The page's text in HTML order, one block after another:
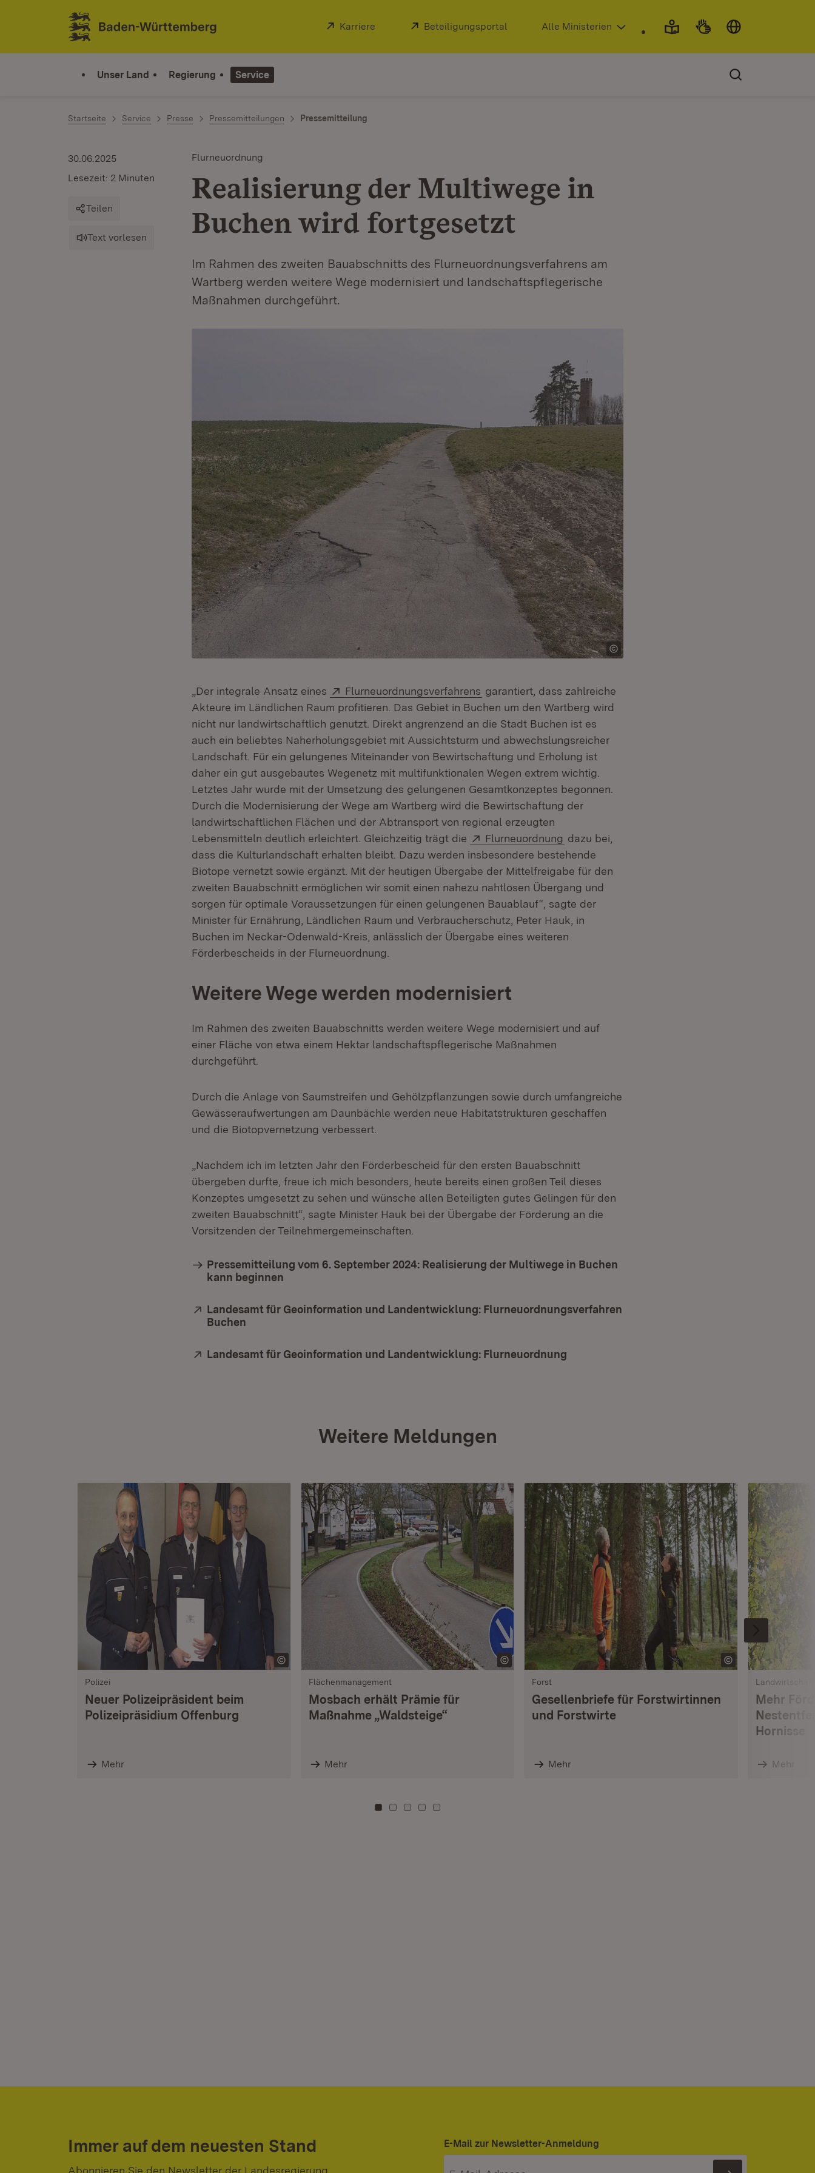
Zum Inhalt springen
Link zur Startseite
Extern:
Karriere (Öffnet in neuem Fenster)
Extern:
Beteiligungsportal (Öffnet in neuem Fenster)
Alle Ministerien
Unser Land Regierung Service
Startseite Service Presse Pressemitteilungen Pressemitteilung
Flurneuordnung
Realisierung der Multiwege in
Buchen wird fortgesetzt
Im Rahmen des zweiten Bauabschnitts des Flurneuordnungsverfahrens am
Wartberg werden weitere Wege modernisiert und landschaftspflegerische
Maßnahmen durchgeführt.
30.06.2025
Lesezeit: 2 Minuten
Teilen
Text vorlesen
„Der integrale Ansatz eines Extern:
Flurneuordnungsverfahrens (Öffnet in neuem Fenster)
garantiert, dass zahlreiche
Akteure im Ländlichen Raum profitieren. Das Gebiet in Buchen um den Wartberg wird
nicht nur landwirtschaftlich genutzt. Direkt angrenzend an die Stadt Buchen ist es
auch ein beliebtes Naherholungsgebiet mit Aussichtsturm und abwechslungsreicher
Landschaft. Für ein gelungenes Miteinander von Bewirtschaftung und Erholung ist
daher ein gut ausgebautes Wegenetz mit multifunktionalen Wegen extrem wichtig.
Letztes Jahr wurde mit der Umsetzung des gelungenen Gesamtkonzeptes begonnen.
Durch die Modernisierung der Wege am Wartberg wird die Bewirtschaftung der
landwirtschaftlichen Flächen und der Abtransport von regional erzeugten
Lebensmitteln deutlich erleichtert. Gleichzeitig trägt die
Extern:
Flurneuordnung (Öffnet in neuem Fenster)
dazu bei,
dass die Kulturlandschaft erhalten bleibt. Dazu werden insbesondere bestehende
Biotope vernetzt sowie ergänzt. Mit der heutigen Übergabe der Mittelfreigabe für den
zweiten Bauabschnitt ermöglichen wir somit einen nahezu nahtlosen Übergang und
sorgen für optimale Voraussetzungen für einen gelungenen Bauablauf“, sagte der
Minister für Ernährung, Ländlichen Raum und Verbraucherschutz, Peter Hauk, in
Buchen im Neckar-Odenwald-Kreis, anlässlich der Übergabe eines weiteren
Förderbescheids in der Flurneuordnung.
Weitere Wege werden modernisiert
Im Rahmen des zweiten Bauabschnitts werden weitere Wege modernisiert und auf
einer Fläche von etwa einem Hektar landschaftspflegerische Maßnahmen
durchgeführt.
Durch die Anlage von Saumstreifen und Gehölzpflanzungen sowie durch umfangreiche
Gewässeraufwertungen am Daunbächle werden neue Habitatstrukturen geschaffen
und die Biotopvernetzung verbessert.
„Nachdem ich im letzten Jahr den Förderbescheid für den ersten Bauabschnitt
übergeben durfte, freue ich mich besonders, heute bereits einen großen Teil dieses
Konzeptes umgesetzt zu sehen und wünsche allen Beteiligten gutes Gelingen für den
zweiten Bauabschnitt“, sagte Minister Hauk bei der Übergabe der Förderung an die
Vorsitzenden der Teilnehmergemeinschaften.
Pressemitteilung vom 6. September 2024: Realisierung der Multiwege in Buchen
kann beginnen
Extern:
Landesamt für Geoinformation und Landentwicklung: Flurneuordnungsverfahren
Buchen
Extern:
Landesamt für Geoinformation und Landentwicklung: Flurneuordnung
Weitere Meldungen
Polizei
Neuer Polizeipräsident beim
Polizeipräsidium Offenburg
Mehr
Flächenmanagement
Mosbach erhält Prämie für
Maßnahme „Waldsteige“
Mehr
Forst
Gesellenbriefe für Forstwirtinnen
und Forstwirte
Mehr
Landwirtschaft
Mehr
Hornisse
Mehr
Zu Kachel: 0
Zu Kachel: 3
Zu Kachel: 6
Zu Kachel: 9
Zu Kachel: 12
Immer auf dem neuesten Stand
Abonnieren Sie den Newsletter der Landesregierung.
E-Mail zur Newsletter-Anmeldung